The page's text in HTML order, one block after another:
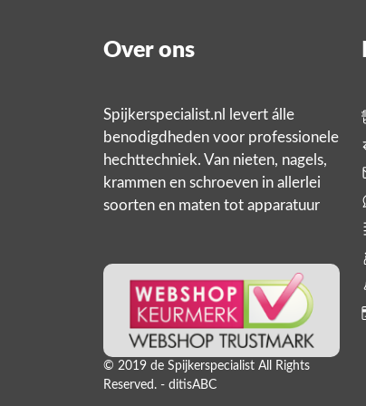
Over ons
Spijkerspecialist.nl levert álle
benodigdheden voor professionele
hechttechniek. Van nieten, nagels,
krammen en schroeven in allerlei
soorten en maten tot apparatuur
producten,
© 2019 de Spijkerspecialist All Rights
Reserved. - ditisABC